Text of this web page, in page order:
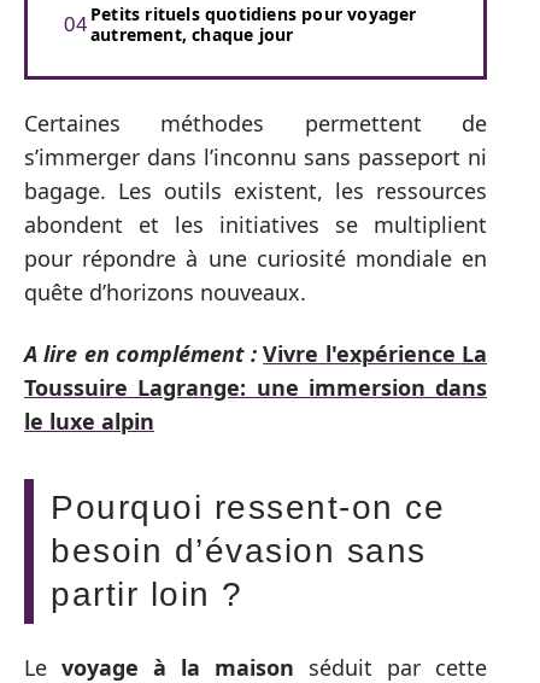
Petits rituels quotidiens pour voyager
autrement, chaque jour
Certaines méthodes permettent de
s’immerger dans l’inconnu sans passeport ni
bagage. Les outils existent, les ressources
abondent et les initiatives se multiplient
pour répondre à une curiosité mondiale en
quête d’horizons nouveaux.
A lire en complément : Vivre l'expérience La
Toussuire Lagrange: une immersion dans
le luxe alpin
Pourquoi ressent-on ce
besoin d’évasion sans
partir loin ?
Le voyage à la maison séduit par cette